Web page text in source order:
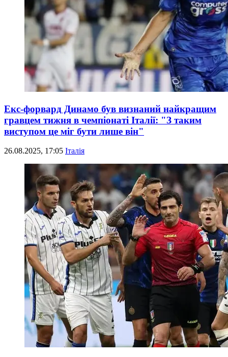
Екс-форвард Динамо був визнаний найкращим
гравцем тижня в чемпіонаті Італії: "З таким
виступом це міг бути лише він"
26.08.2025, 17:05 Італія